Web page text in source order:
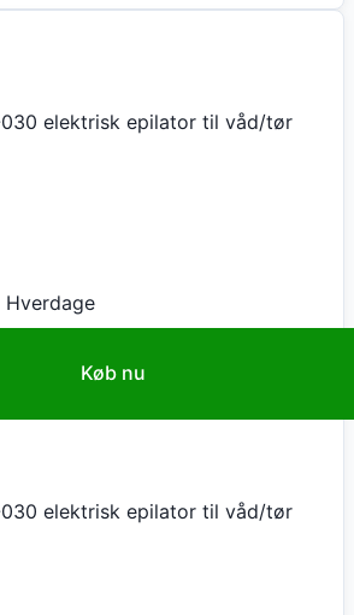
elektrisk epilator til våd/tør
Hverdage
Køb nu
elektrisk epilator til våd/tør